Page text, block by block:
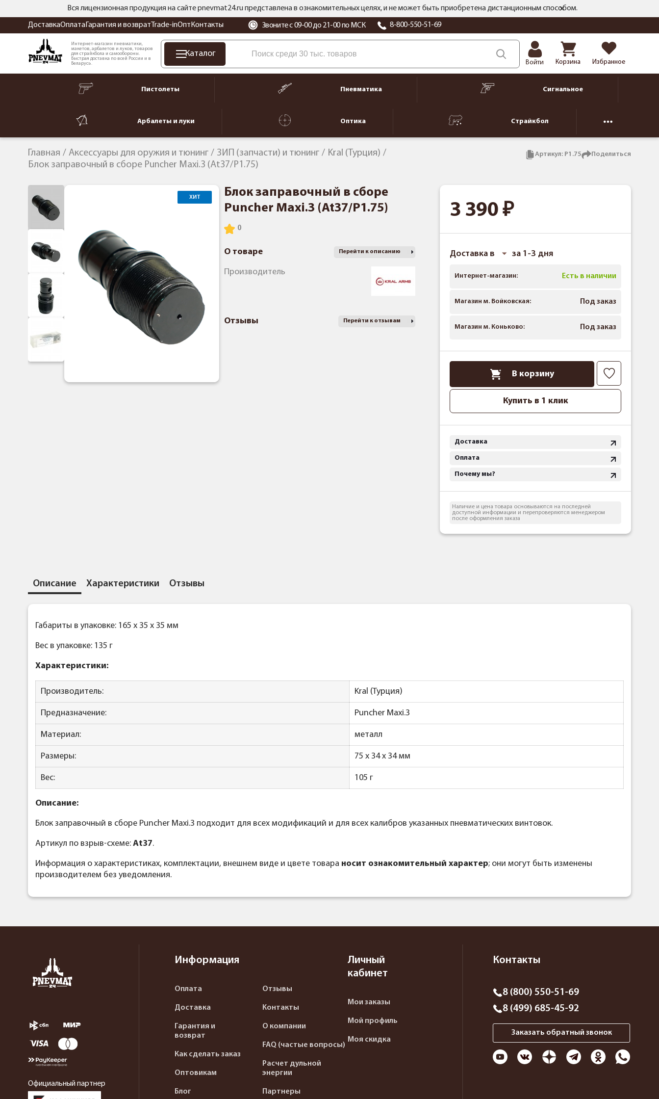
Вся лицензионная продукция на сайте pnevmat24.ru представлена в ознакомительных целях, и не может быть приобретена дистанционным способом.
ДоставкаОплата Гарантия и возврат Trade-inОпт Контакты Звоните с 09-00 до 21-00 по МСК 8-800-550-51-69
Интернет-магазин пневматики,
макетов, арбалетов и луков, товаров
для страйкбола и самообороны.
Быстрая доставка по всей России и в
Беларусь.
Каталог
Войти Корзина Избранное
Пистолеты Пневматика Сигнальное
Арбалеты и луки Оптика Страйкбол
Главная Аксессуары для оружия и тюнинг ЗИП (запчасти) и тюнинг
Kral (Турция)
Блок заправочный в сборе Puncher Maxi.3 (At37/P1.75)
Артикул: P1.75 Поделиться
ХИТ
Блок заправочный в сборе
Puncher Maxi.3 (At37/P1.75)
О товаре Перейти к описанию
Производитель
Отзывы Перейти к отзывам
3 390
Доставка в за 1-3 дня
Интернет-магазин: Есть в наличии
Магазин м. Войковская: Под заказ
Магазин м. Коньково: Под заказ
В корзину
Купить в 1 клик
Доставка
Оплата
Почему мы?
Наличие и цена товара основываются на последней
доступной информации и перепроверяются менеджером
после оформления заказа
Описание Характеристики Отзывы
Габариты в упаковке: 165 x 35 x 35 мм
Вес в упаковке: 135 г
Характеристики:
Производитель: Kral (Турция)
Предназначение: Puncher Maxi.3
Материал: металл
Размеры: 75 x 34 x 34 мм
Вес: 105 г
Описание:
Блок заправочный в сборе Puncher Maxi.3 подходит для всех модификаций и для всех калибров указанных пневматических винтовок.
Артикул по взрыв-схеме: At37.
Информация о характеристиках, комплектации, внешнем виде и цвете товара носит ознакомительный характер; они могут быть изменены
производителем без уведомления.
Официальный партнер
Информация
Оплата
Доставка
Гарантия и
возврат
Как сделать заказ
Оптовикам
Блог
Отзывы
Контакты
О компании
FAQ (частые вопросы)
Расчет дульной
энергии
Партнеры
Личный
кабинет
Мои заказы
Мой профиль
Моя скидка
Контакты
8 (800) 550-51-69
8 (499) 685-45-92
Заказать обратный звонок